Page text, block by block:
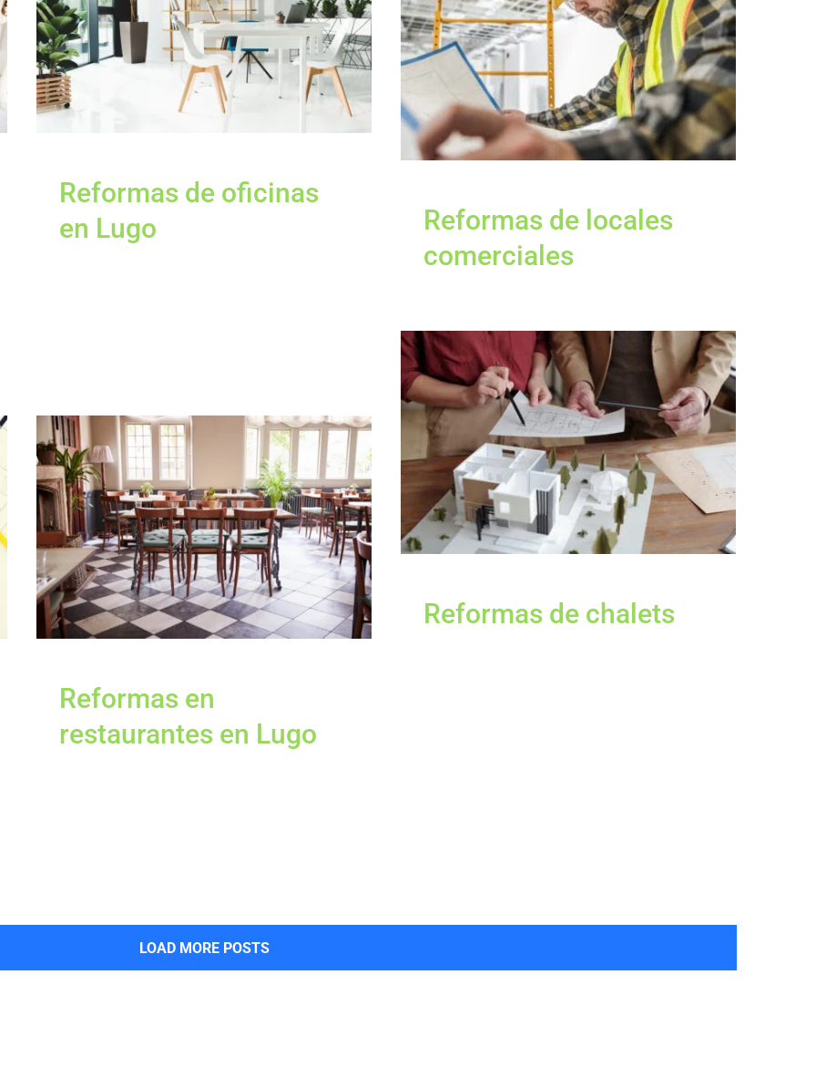
Reformas de oficinas
en Lugo
Reformas de locales
comerciales
Reformas de chalets
Reformas en
restaurantes en Lugo
LOAD MORE POSTS